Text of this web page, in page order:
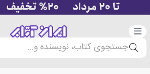
دسته‌بندی
جستجوی کتاب، نویسنده و...